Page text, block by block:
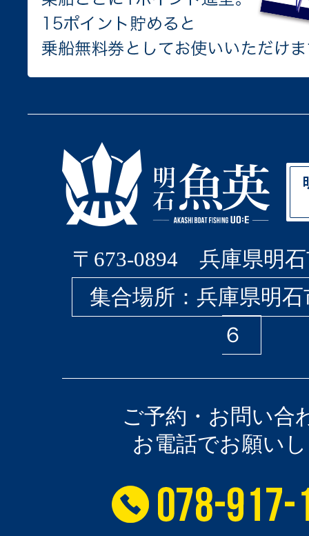
〒673-0894 兵庫県明石
集合場所：兵庫県明
６
ご予約・お問い合
お電話でお願い